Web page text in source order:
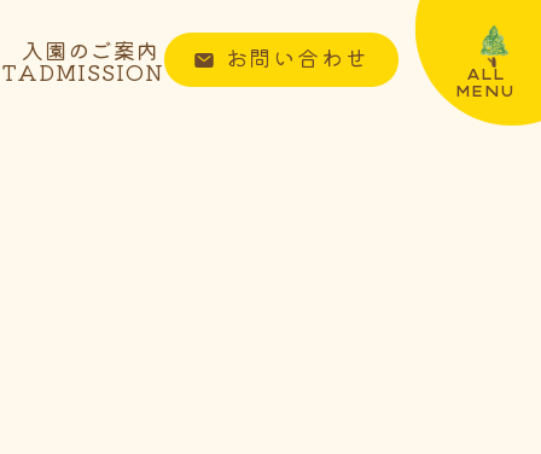
ALL
MENU
入園のご案内
ADMISSION お問い合わせ